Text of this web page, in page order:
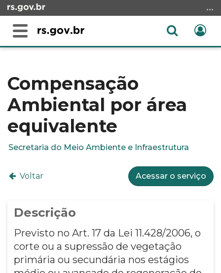
para
conteúdo
menu
para
busca
Alterna
Abrir
conteúdo
Compensação
Ambiental por área
equivalente
Secretaria do Meio Ambiente e Infraestrutura
Voltar Acessar o serviço
Descrição
Previsto no Art. 17 da Lei 11.428/2006, o
corte ou a supressão de vegetação
primária ou secundária nos estágios